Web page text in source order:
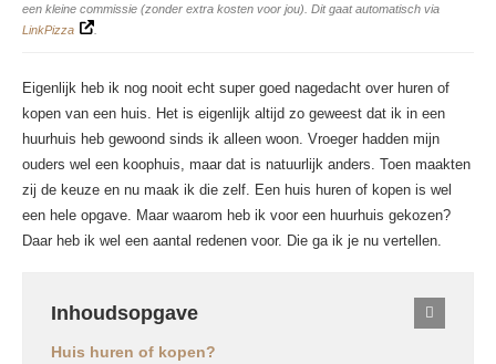
een kleine commissie (zonder extra kosten voor jou). Dit gaat automatisch via
LinkPizza
Eigenlijk heb ik nog nooit echt super goed nagedacht over huren of
kopen van een huis. Het is eigenlijk altijd zo geweest dat ik in een
huurhuis heb gewoond sinds ik alleen woon. Vroeger hadden mijn
ouders wel een koophuis, maar dat is natuurlijk anders. Toen maakten
zij de keuze en nu maak ik die zelf. Een huis huren of kopen is wel
een hele opgave. Maar waarom heb ik voor een huurhuis gekozen?
Daar heb ik wel een aantal redenen voor. Die ga ik je nu vertellen.
Inhoudsopgave
Huis huren of kopen?